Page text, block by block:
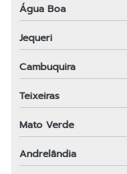
Água Boa
Jequeri
Cambuquira
Teixeiras
Mato Verde
Andrelândia